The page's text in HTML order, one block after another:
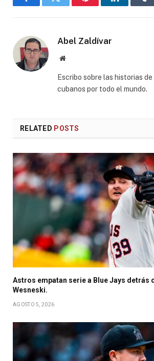
FacebookTwitter PinterestLinkedIn
Abel Zaldívar
Website
Escribo sobre las historias
cubanos por todo el mundo.
RELATED POSTS
Astros empatan serie a Blue Jays detrás
Wesneski.
AGOSTO 5, 2026